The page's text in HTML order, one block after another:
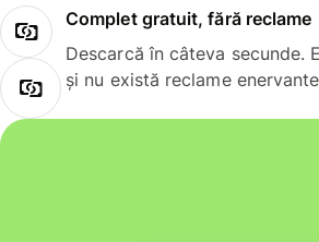
Complet gratuit, fără reclame
Descarcă în câteva secunde.
și nu există reclame